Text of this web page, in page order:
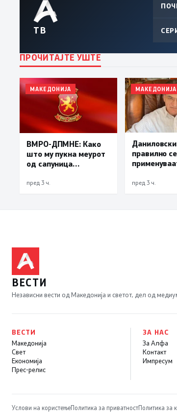
ТВ
ПРОЧИТАЈТЕ УШТЕ
МАКЕДОНИЈА
ВМРО-ДПМНЕ: Како
што му пукна меурот
од сапуница
така на талогот на
пред 3 ч.
МАКЕДОНИЈА
правилно се
може да се
пред 3 ч.
ВЕСТИ
Независни вести од Македонија и светот, дел од
ВЕСТИ
Македонија
Свет
Економија
Прес-релис
ЗА НАС
За Алфа
Контакт
Импресум
Услови на користењеПолитика за приватностПолитика за